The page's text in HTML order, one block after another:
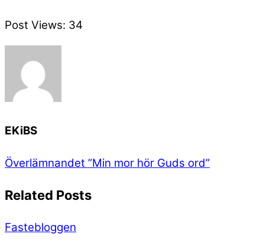
Post Views: 34
EKiBS
Överlämnandet ”Min mor hör Guds ord”
Related Posts
Fastebloggen